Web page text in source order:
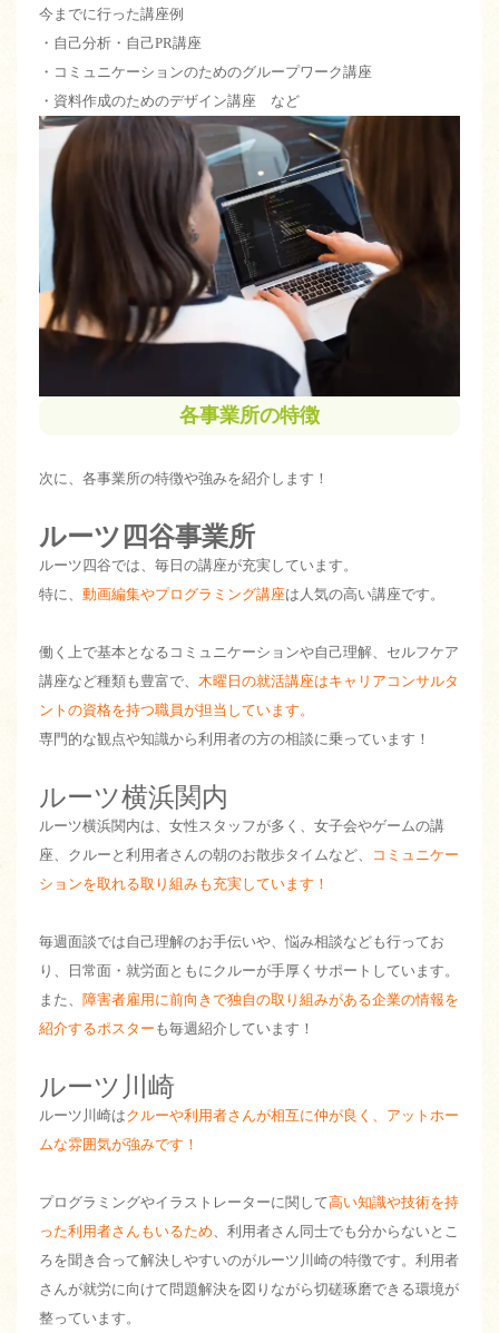
今までに行った講座例
・自己分析・自己PR講座
・コミュニケーションのためのグループワーク講座
・資料作成のためのデザイン講座 など
各事業所の特徴
次に、各事業所の特徴や強みを紹介します！
ルーツ四谷事業所
ルーツ四谷では、毎日の講座が充実しています。
特に、 動画編集やプログラミング講座は人気の高い講座です。
働く上で基本となるコミュニケーションや自己理解、セルフケア
講座など種類も豊富で、 木曜日の就活講座はキャリアコンサルタ
ントの資格を持つ職員が担当しています。
専門的な観点や知識から利用者の方の相談に乗っています！
ルーツ横浜関内
ルーツ横浜関内は、女性スタッフが多く、女子会やゲームの講
座、クルーと利用者さんの朝のお散歩タイムなど、
コミュニケー
ションを取れる取り組みも充実しています！
毎週面談では自己理解のお手伝いや、悩み相談なども行ってお
り、日常面・就労面ともにクルーが手厚くサポートしています。
また、 障害者雇用に前向きで独自の取り組みがある企業の情報を
紹介するポスター も毎週紹介しています！
ルーツ川崎
ルーツ川崎はクルーや利用者さんが相互に仲が良く、アットホー
ムな雰囲気が強みです！
プログラミングやイラストレーターに関して高い知識や技術を持
った利用者さんもいるため、利用者さん同士でも分からないとこ
ろを聞き合って解決しやすいのがルーツ川崎の特徴です。利用者
さんが就労に向けて問題解決を図りながら切磋琢磨できる環境が
整っています。